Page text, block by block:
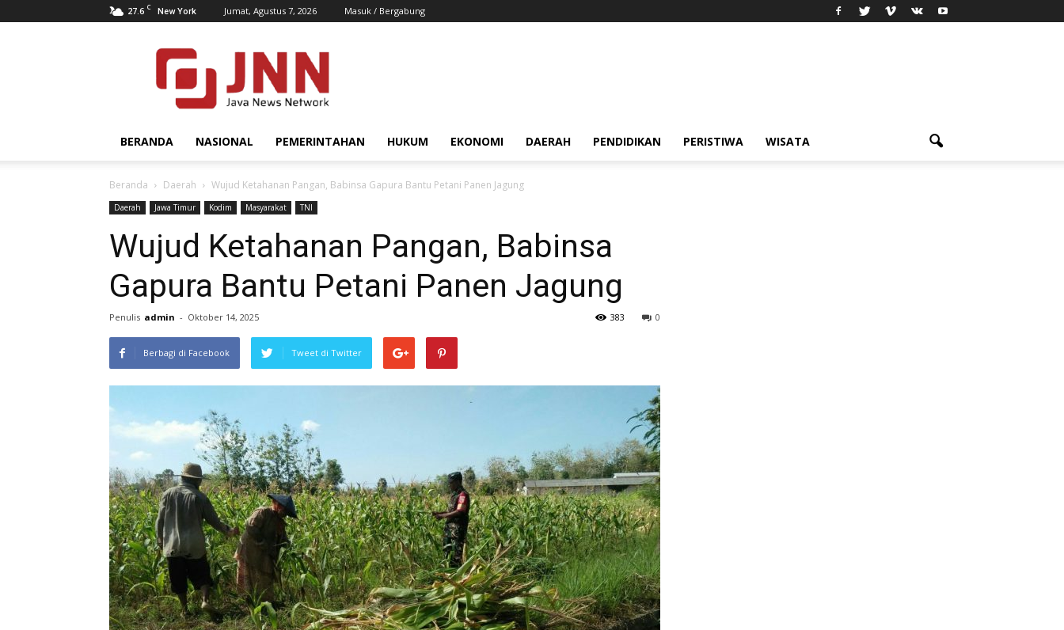
27.6 C New York Jumat, Agustus 7, 2026 Masuk / Bergabung
JNN.co.id
BERANDA NASIONAL PEMERINTAHAN HUKUM EKONOMI DAERAH PENDIDIKAN PERISTIWA WISATA
Beranda Daerah Wujud Ketahanan Pangan, Babinsa Gapura Bantu Petani Panen Jagung
Daerah Jawa Timur Kodim Masyarakat TNI
Wujud Ketahanan Pangan, Babinsa
Gapura Bantu Petani Panen Jagung
Penulis admin - Oktober 14, 2025 0
383
Berbagi di Facebook Tweet di Twitter